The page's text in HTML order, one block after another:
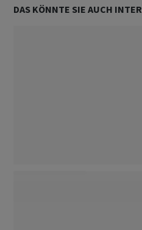
DAS KÖNNTE SIE AUCH